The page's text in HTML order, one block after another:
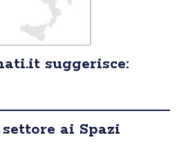
suggerisce:
ai Spazi